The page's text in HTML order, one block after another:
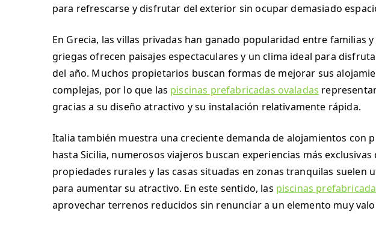
para refrescarse y disfrutar del exterior sin ocupar demasiado
En Grecia, las villas privadas han ganado popularidad entre familias
griegas ofrecen paisajes espectaculares y un clima ideal para
del año. Muchos propietarios buscan formas de mejorar sus
complejas, por lo que las piscinas prefabricadas ovaladas
gracias a su diseño atractivo y su instalación relativamente rápida.
Italia también muestra una creciente demanda de alojamientos con
hasta Sicilia, numerosos viajeros buscan experiencias más exclusivas
propiedades rurales y las casas situadas en zonas tranquilas suelen
para aumentar su atractivo. En este sentido, las piscinas
aprovechar terrenos reducidos sin renunciar a un elemento muy